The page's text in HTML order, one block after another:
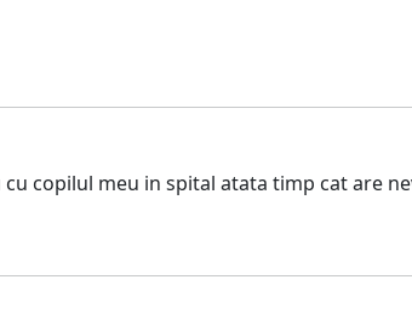
cu copilul meu in spital atata timp cat are